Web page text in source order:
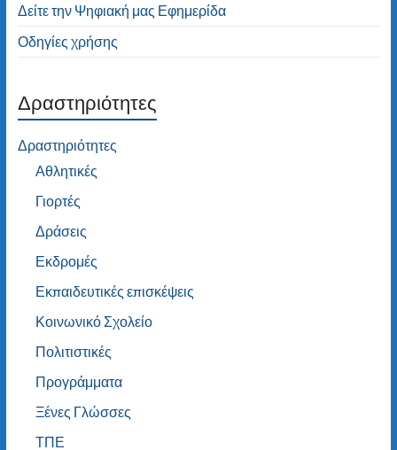
Δείτε την Ψηφιακή μας Εφημερίδα
Οδηγίες χρήσης
Δραστηριότητες
Δραστηριότητες
Αθλητικές
Γιορτές
Δράσεις
Εκδρομές
Εκπαιδευτικές επισκέψεις
Κοινωνικό Σχολείο
Πολιτιστικές
Προγράμματα
Ξένες Γλώσσες
ΤΠΕ